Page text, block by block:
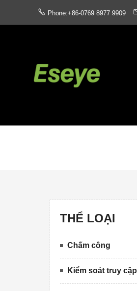
Phone:+86-0769 8977 9909
THỂ LOẠI
Chấm công
Kiểm soát truy cập